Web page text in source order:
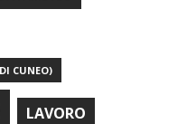
CUNEO)
LAVORO